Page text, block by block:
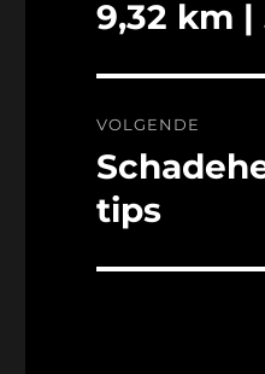
Vorig
9,32 km |
VOLGENDE
Volgend
bericht:
tips